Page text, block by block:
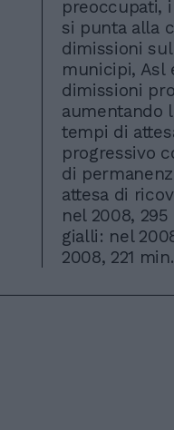
preoccupati,
si punta alla
dimissioni
municipi, Asl
dimissioni
aumentando
tempi di
progressivo
di
attesa di
nel 2008,
gialli: nel
2008, 221